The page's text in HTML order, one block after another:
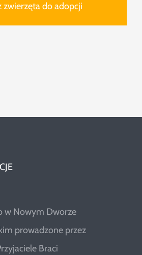
zwierzęta do adopcji
w Nowym Dworze
prowadzone przez
Braci